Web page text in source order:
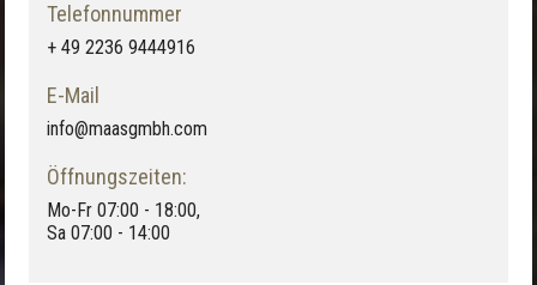
Telefonnummer
+ 49 2236 9444916
E-Mail
info@maasgmbh.com
Öffnungszeiten:
Mo-Fr 07:00 - 18:00,
Sa 07:00 - 14:00